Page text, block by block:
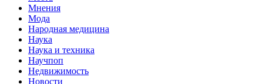
Мнения
Мода
Народная медицина
Наука
Наука и техника
Научпоп
Недвижимость
Новости